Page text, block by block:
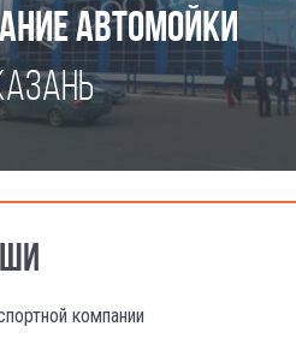
АВТОМОЙКИ
компании